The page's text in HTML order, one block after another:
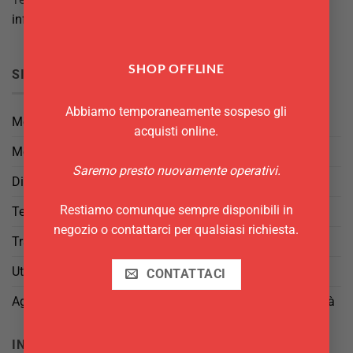
SHOP OFFLINE
Abbiamo temporaneamente sospeso gli
acquisti online.
Saremo presto nuovamente operativi.
Restiamo comunque sempre disponibili in
negozio o contattarci per qualsiasi richiesta.
CONTATTACI
info@delgattoforniture.it
SICUREZZA
Metodi di Pagamento
Metodi di Spedizione
Diritto di Reso
Termini e Condizioni
Trattamento dei Dati
Utilizzo di cookies
Aggiorna le tue preferenze di tracciamento della pubblicità
INFO